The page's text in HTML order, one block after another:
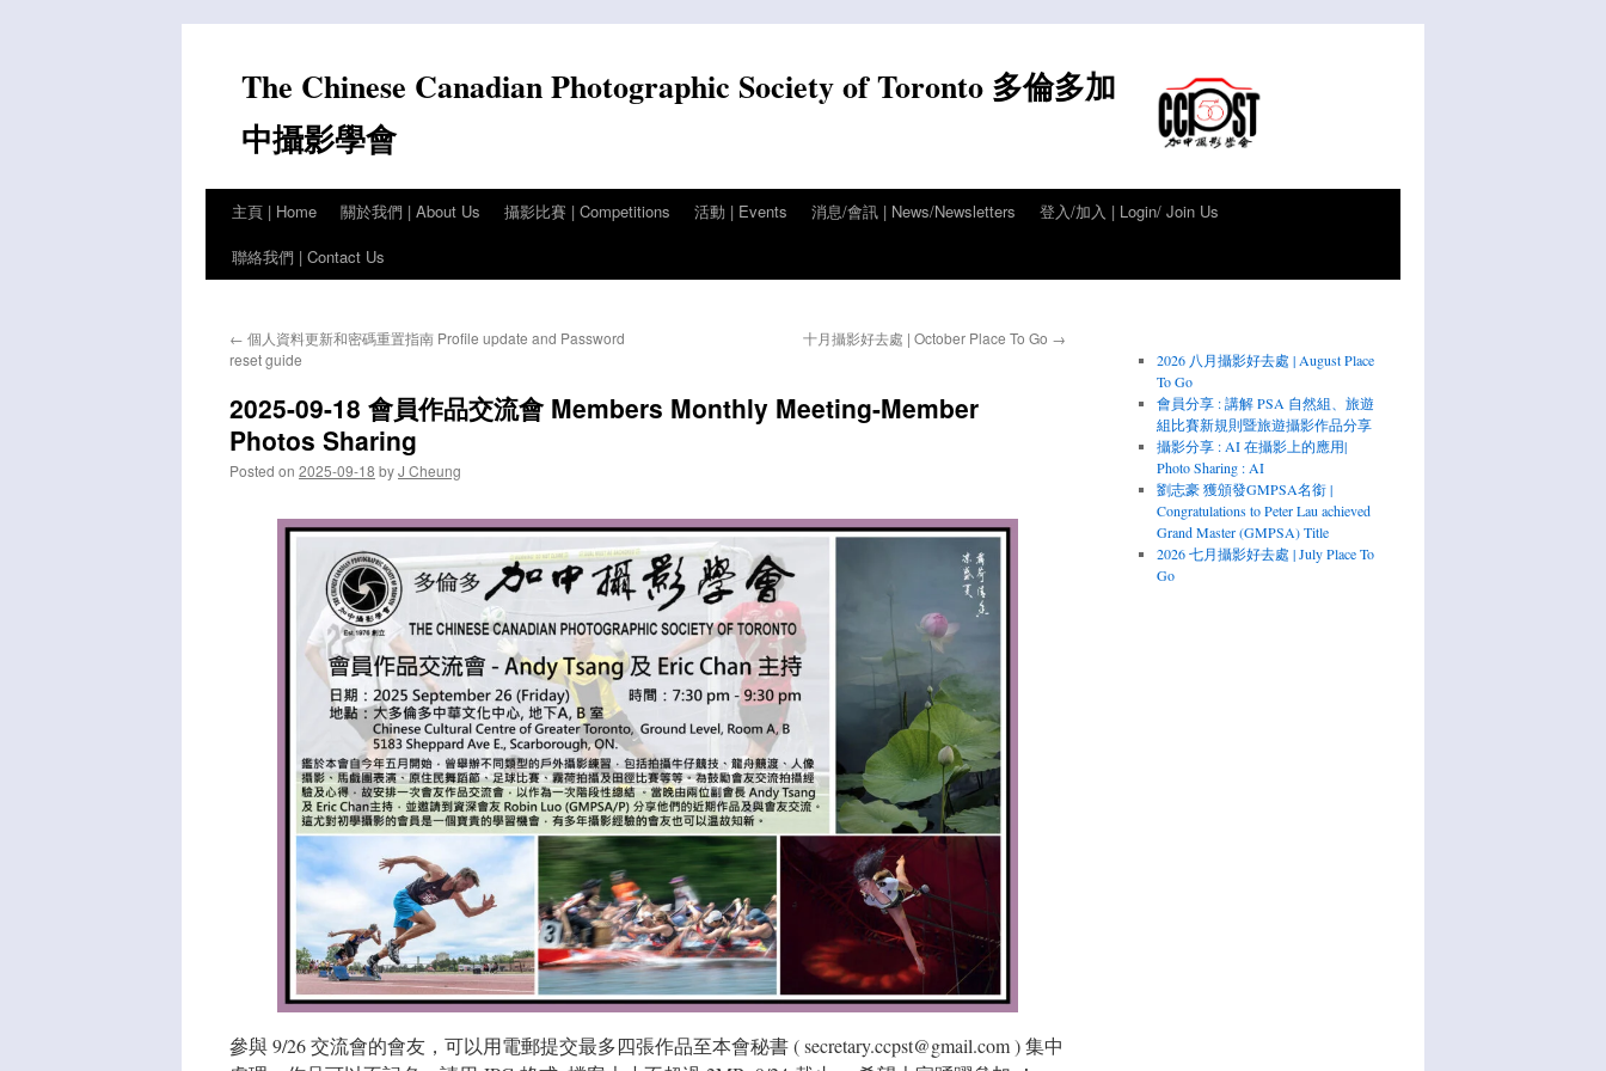
contentThe Chinese Canadian Photographic Society of Toronto 多倫多加
中攝影學會
主頁 | Home 關於我們 | About Us 攝影比賽 | Competitions 活動 | Events 消息/會訊 | News/Newsletters
登入/加入 | Login/ Join Us
聯絡我們 | Contact Us
← 個人資料更新和密碼重置指南 Profile update and Password
reset guide
十月攝影好去處 | October Place To Go →
2025-09-18 會員作品交流會 Members Monthly Meeting-Member
Photos Sharing
Posted on 2025-09-18 byJ Cheung
參與 9/26 交流會的會友，可以用電郵提交最多四張作品至本會秘書 ( secretary.ccpst@gmail.com ) 集中
2026 八月攝影好去處 | August Place
To Go
會員分享 : 講解 PSA 自然組、旅遊
組比賽新規則暨旅遊攝影作品分享
攝影分享 : AI 在攝影上的應用|
Photo Sharing : AI
劉志豪 獲頒發GMPSA名銜 |
Congratulations to Peter Lau achieved
Grand Master (GMPSA) Title
2026 七月攝影好去處 | July Place To
Go